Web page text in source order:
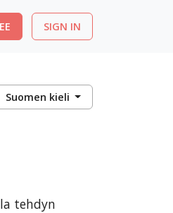
SIGN IN
kieli
tehdyn